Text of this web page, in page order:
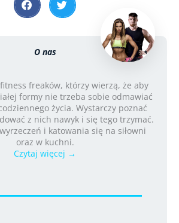
O nas
freaków, którzy wierzą, że aby
formy nie trzeba sobie odmawiać
życia. Wystarczy poznać
z nich nawyk i się tego trzymać.
i katowania się na siłowni
oraz w kuchni.
Czytaj więcej →